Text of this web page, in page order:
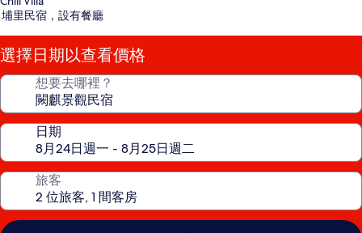
星
級
住
宿
埔里民宿，設有餐廳
選擇日期以查看價格
想要去哪裡？
日期
旅客